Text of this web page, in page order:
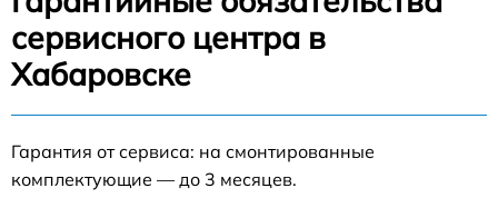
сервисного центра в
Хабаровске
Гарантия от сервиса: на смонтированные
комплектующие — до 3 месяцев.